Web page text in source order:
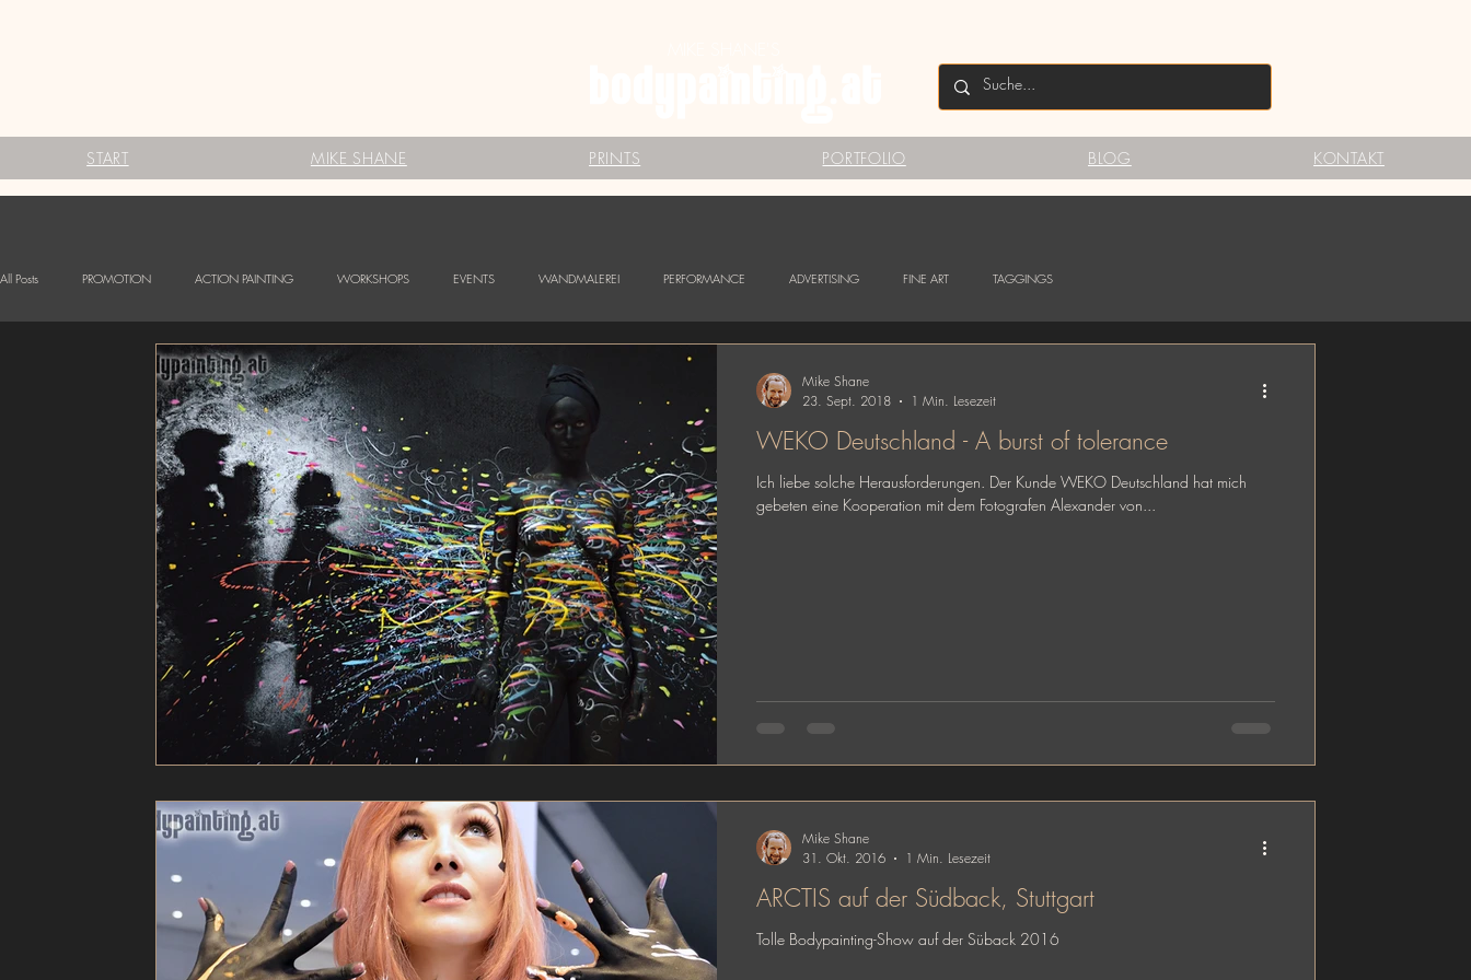
START MIKE SHANE PRINTS PORTFOLIO BLOG KONTAKT
All Posts PROMOTION ACTION PAINTING WORKSHOPS EVENTS WANDMALEREI PERFORMANCE ADVERTISING FINE ART TAGGINGS
Babybauch Bodypainting LOGO BODYPAINTING
WEKO Deutschland - A burst of tolerance
Ich liebe solche Herausforderungen. Der Kunde WEKO Deutschland hat mich
gebeten eine Kooperation mit dem Fotografen Alexander von...
Mike Shane
23. Sept. 2018
1 Min. Lesezeit
ARCTIS auf der Südback, Stuttgart
Tolle Bodypainting-Show auf der Süback 2016
Mike Shane
31. Okt. 2016
1 Min. Lesezeit